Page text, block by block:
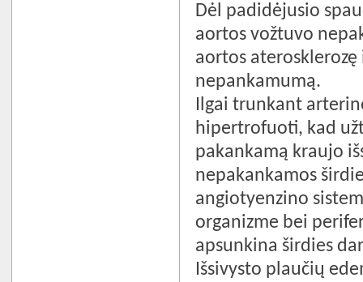
Dėl padidėjusio
aortos vožtuvo
aortos
nepankamumą.
Ilgai trunkant
hipertrofuoti, kad
pakankamą kraujo
nepakankamos
angiotyenzino
organizme bei
apsunkina širdies
Išsivysto plaučių